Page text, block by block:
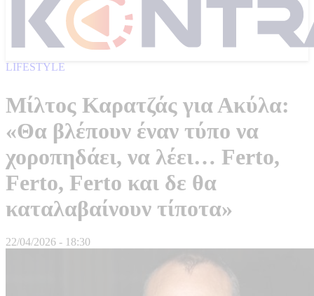
LIFESTYLE
Μίλτος Καρατζάς για Ακύλα:
«Θα βλέπουν έναν τύπο να
χοροπηδάει, να λέει… Ferto,
Ferto, Ferto και δε θα
καταλαβαίνουν τίποτα»
22/04/2026 - 18:30